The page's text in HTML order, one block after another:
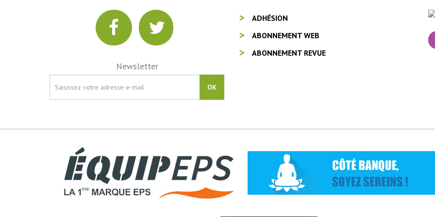
Newsletter
OK
ADHÉSION
ABONNEMENT WEB
ABONNEMENT REVUE